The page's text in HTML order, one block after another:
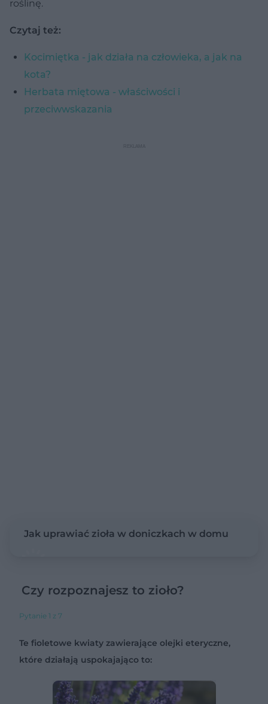
roślinę.
Czytaj też:
Kocimiętka - jak działa na człowieka, a jak na
kota?
Herbata miętowa - właściwości i
przeciwwskazania
Jak uprawiać zioła w doniczkach w domu
Czy rozpoznajesz to zioło?
Pytanie 1 z 7
Te fioletowe kwiaty zawierające olejki eteryczne,
które działają uspokajająco to: